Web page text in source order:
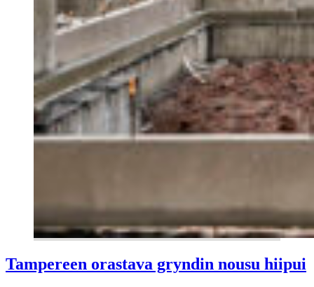
Tampereen orastava gryndin nousu hiipui